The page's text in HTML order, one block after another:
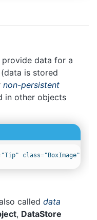
data for a
(data is stored
non-persistent
in other objects
called data
, DataStore